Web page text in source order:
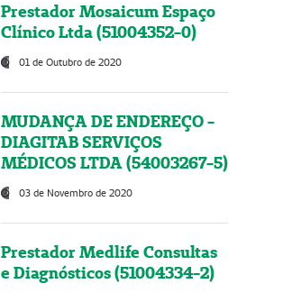
Prestador Mosaicum Espaço
Clínico Ltda (51004352-0)
01 de Outubro de 2020
MUDANÇA DE ENDEREÇO -
DIAGITAB SERVIÇOS
MÉDICOS LTDA (54003267-5)
03 de Novembro de 2020
Prestador Medlife Consultas
e Diagnósticos (51004334-2)